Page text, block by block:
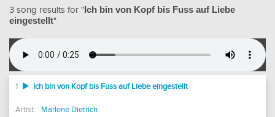
3 song results for "Ich bin von Kopf bis Fuss auf Liebe
eingestellt"
1 Ich bin von Kopf bis Fuss auf Liebe eingestellt
Artist:
Marlene Dietrich